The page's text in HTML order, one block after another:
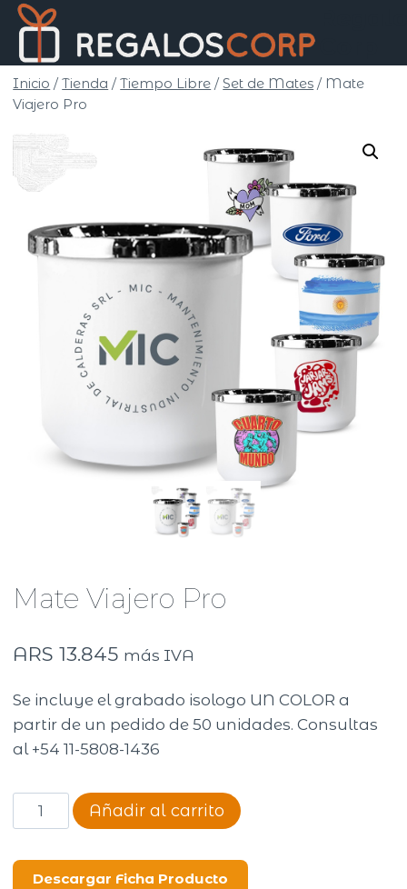
Saltar
contenido
Inicio / Tienda / Tiempo Libre / Set de Mates / Mate
Viajero Pro
Mate Viajero Pro
ARS 13.845 más IVA
Se incluye el grabado isologo UN COLOR a
partir de un pedido de 50 unidades. Consultas
al +54 11-5808-1436
Mate
Viajero
cantidad
Añadir al carrito
Descargar Ficha Producto